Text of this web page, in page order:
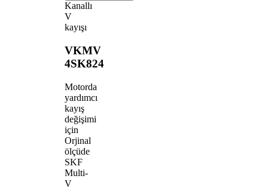
Kanallı
V
kayışı
VKMV
4SK824
Motorda
yardımcı
kayış
değişimi
için
Orjinal
ölçüde
SKF
Multi-
V